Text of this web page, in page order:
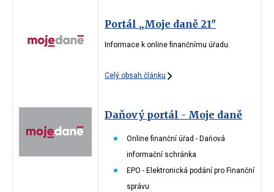
Portál „Moje daně 21"
Informace k online finančnímu úřadu.
Celý obsah článku
Daňový portál - Moje daně
Online finanční úřad - Daňová
informační schránka
EPO - Elektronická podání pro Finanční
správu